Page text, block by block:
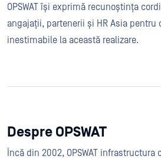
OPSWAT își exprimă recunoștința
angajații, partenerii și HR Asia
inestimabile la această realizare.
Despre OPSWAT
Încă din 2002, OPSWAT